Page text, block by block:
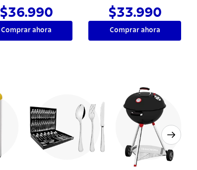
$36.990
Comprar ahora
$33.990
Comprar ahora